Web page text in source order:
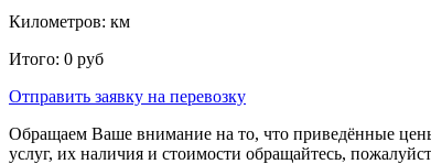
Километров: км
Итого: 0 руб
Отправить заявку на перевозку
Обращаем Ваше внимание на то, что приведённые
услуг, их наличия и стоимости обращайтесь,